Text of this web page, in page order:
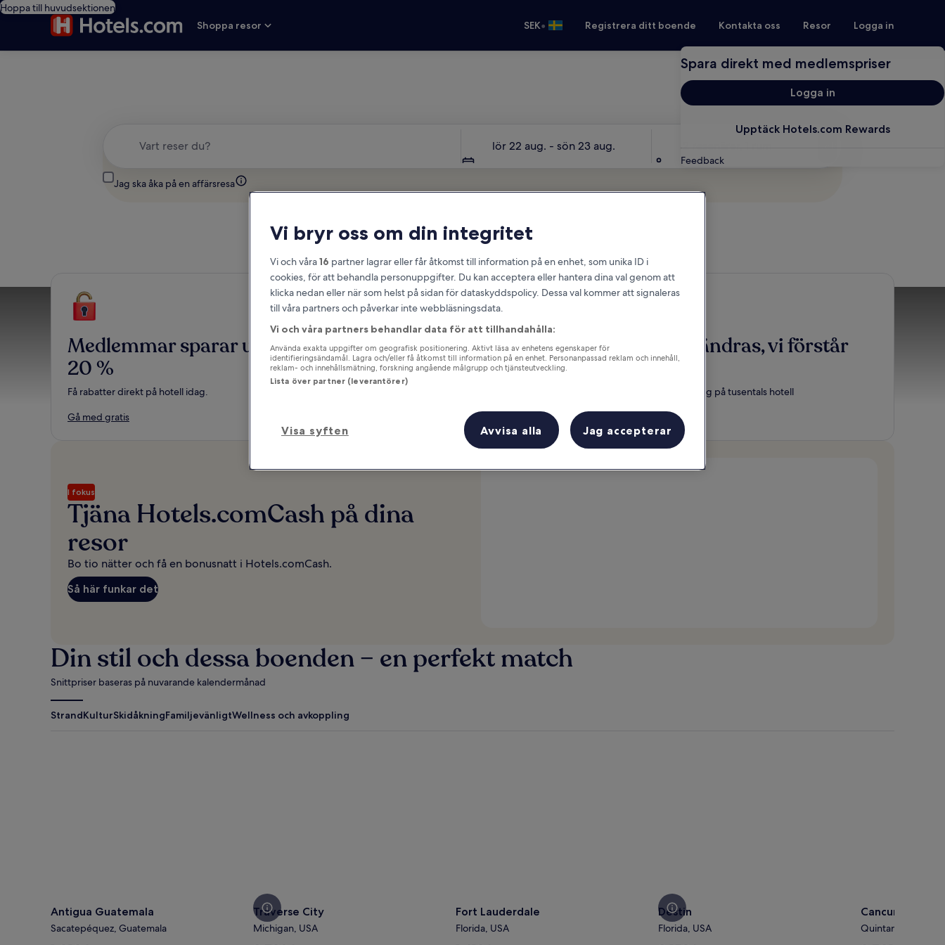
Hoppa till huvudsektionen
Shoppa resor
SEK• Registrera ditt boende Kontakta oss Resor Logga in
Spara direkt med medlemspriser
Logga in
Upptäck Hotels.com Rewards
Feedback
lör 22 aug. - sön 23 aug.
Jag ska åka på en affärsresa
Medlemmar sparar upp till
20 %
Få rabatter direkt på hotell idag.
Gå med gratis
Varje natt räknas
Bo tio nätter, så får du en bonusnatt som du kan
använda hur du vill.
Planer ändras, vi förstår
precis
Gratis avbokning på tusentals hotell
Boka nu
I fokus
Tjäna Hotels.comCash på dina
resor
Bo tio nätter och få en bonusnatt i Hotels.comCash.
Så här funkar det
Din stil och dessa boenden – en perfekt match
Snittpriser baseras på nuvarande kalendermånad
StrandKulturSkidåkningFamiljevänligtWellness och avkoppling
Antigua Guatemala
Sacatepéquez, Guatemala
Traverse City
Michigan, USA
Fort Lauderdale
Florida, USA
Destin
Florida, USA
Cancun
Quintana Roo,
Vi bryr oss om din integritet
Vi och våra16 partner lagrar eller får åtkomst till information på en enhet, som unika ID i
cookies, för att behandla personuppgifter. Du kan acceptera eller hantera dina val genom att
klicka nedan eller när som helst på sidan för dataskyddspolicy. Dessa val kommer att signaleras
till våra partners och påverkar inte webbläsningsdata.
Vi och våra partners behandlar data för att tillhandahålla:
Använda exakta uppgifter om geografisk positionering. Aktivt läsa av enhetens egenskaper för
identifieringsändamål. Lagra och/eller få åtkomst till information på en enhet. Personanpassad reklam och innehåll,
reklam- och innehållsmätning, forskning angående målgrupp och tjänsteutveckling.
Lista över partner (leverantörer)
Visa syften Avvisa alla Jag accepterar